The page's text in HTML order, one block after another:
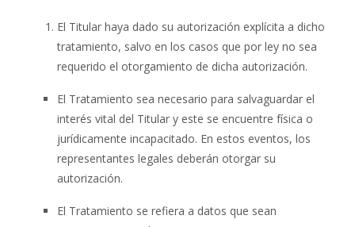
El Titular haya dado su autorización explícita a dicho
tratamiento, salvo en los casos que por ley no sea
requerido el otorgamiento de dicha autorización.
El Tratamiento sea necesario para salvaguardar el
interés vital del Titular y este se encuentre física o
jurídicamente incapacitado. En estos eventos, los
representantes legales deberán otorgar su
autorización.
El Tratamiento se refiera a datos que sean